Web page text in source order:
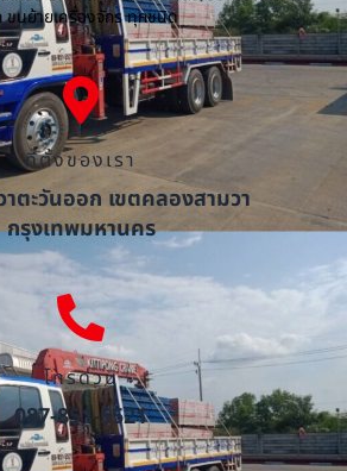
ขนย้ายเครื่องจักร ทุกชนิด
ที่ตั้งของเรา
ตะวันออก เขตคลองสามวา
กรุงเทพมหานคร
โทรด่วน
087-851-5521